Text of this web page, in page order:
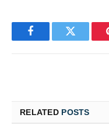
FacebookTwitter
RELATED POSTS